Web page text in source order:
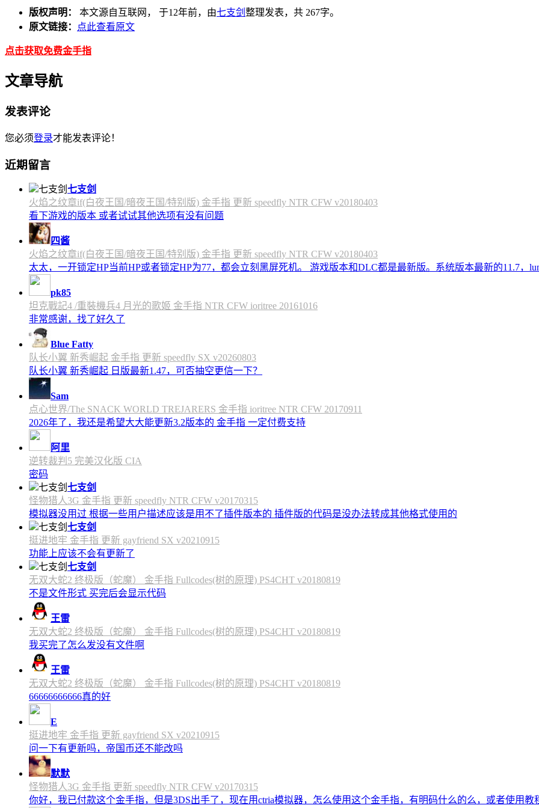
版权声明： 本文源自互联网， 于12年前，由七支剑 整理发表，共 267字。
原文链接：
点此查看原文
点击获取免费金手指
文章导航
发表评论
您必须登录才能发表评论！
近期留言
七支剑
火焰之纹章if(白夜王国/暗夜王国/特别版) 金手指 更新 speedfly NTR CFW v20180403
看下游戏的版本 或者试试其他选项有没有问题
四酱
火焰之纹章if(白夜王国/暗夜王国/特别版) 金手指 更新 speedfly NTR CFW v20180403
太太，一开锁定HP当前HP或者锁定HP为77，都会立刻黑屏死机。 游戏版本和DLC都是最新版。系统版本最新的11.7，
pk85
坦克戰記4 /重裝機兵4 月光的歌姬 金手指 NTR CFW ioritree 20161016
非常感谢，找了好久了
Blue Fatty
队长小翼 新秀崛起 金手指 更新 speedfly SX v20260803
队长小翼 新秀崛起 日版最新1.47，可否抽空更信一下？
Sam
点心世界/The SNACK WORLD TREJARERS 金手指 ioritree NTR CFW 20170911
2026年了，我还是希望大大能更新3.2版本的 金手指 一定付费支持
阿里
逆转裁判5 完美汉化版 CIA
密码
七支剑
怪物猎人3G 金手指 更新 speedfly NTR CFW v20170315
模拟器没用过 根据一些用户描述应该是用不了插件版本的 插件版的代码是没办法转成其他格式使用的
七支剑
挺进地牢 金手指 更新 gayfriend SX v20210915
功能上应该不会有更新了
七支剑
无双大蛇2 终极版（蛇魔） 金手指 Fullcodes(树的原理) PS4CHT v20180819
不是文件形式 买完后会显示代码
王雷
无双大蛇2 终极版（蛇魔） 金手指 Fullcodes(树的原理) PS4CHT v20180819
我买完了怎么发没有文件啊
王雷
无双大蛇2 终极版（蛇魔） 金手指 Fullcodes(树的原理) PS4CHT v20180819
66666666666真的好
E
挺进地牢 金手指 更新 gayfriend SX v20210915
问一下有更新吗，帝国币还不能改吗
默默
怪物猎人3G 金手指 更新 speedfly NTR CFW v20170315
你好，我已付款这个金手指，但是3DS出手了，现在用ctria模拟器，怎么使用这个金手指，有明码什么的么，或者使用教